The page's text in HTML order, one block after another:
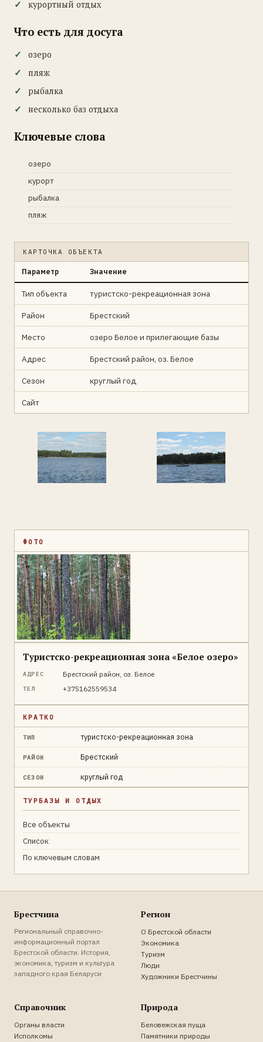
курортный отдых
Что есть для досуга
озеро
пляж
рыбалка
несколько баз отдыха
Ключевые слова
озеро
курорт
рыбалка
пляж
КАРТОЧКА ОБЪЕКТА
Параметр Значение
Тип объекта туристско-рекреационная зона
Район Брестский
Место озеро Белое и прилегающие базы
Адрес Брестский район, оз. Белое
Сезон круглый год
Сайт
ФОТО
Туристско-рекреационная зона «Белое озеро»
АДРЕС Брестский район, оз. Белое
ТЕЛ +375162559534
КРАТКО
ТИП туристско-рекреационная зона
РАЙОН Брестский
СЕЗОН круглый год
ТУРБАЗЫ И ОТДЫХ
Все объекты
Список
По ключевым словам
Брестчина
Региональный справочно-
информационный портал
Брестской области. История,
экономика, туризм и культура
западного края Беларуси
Регион
О Брестской области
Экономика
Туризм
Люди
Художники Брестчины
Справочник
Органы власти
Исполкомы
Природа
Беловежская пуща
Памятники природы